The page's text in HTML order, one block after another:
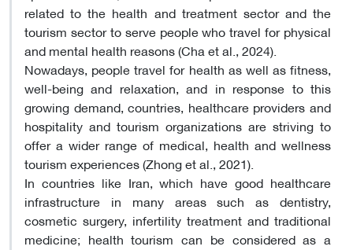
related to the health and treatment sector and the
tourism sector to serve people who travel for physical
and mental health reasons (Cha et al., 2024).
Nowadays, people travel for health as well as fitness,
well-being and relaxation, and in response to this
growing demand, countries, healthcare providers and
hospitality and tourism organizations are striving to
offer a wider range of medical, health and wellness
tourism experiences (Zhong et al., 2021).
In countries like Iran, which have good healthcare
infrastructure in many areas such as dentistry,
cosmetic surgery, infertility treatment and traditional
medicine; health tourism can be considered as a